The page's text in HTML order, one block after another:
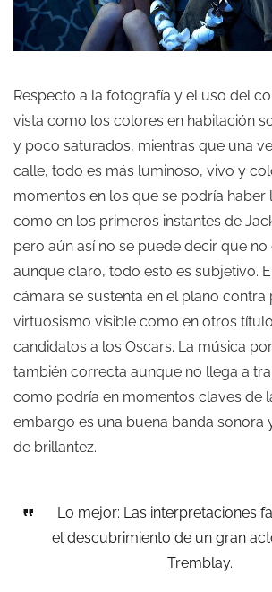
Respecto a la fotografía y el uso del
vista como los colores en habitación
y poco saturados, mientras que una
calle, todo es más luminoso, vivo y
momentos en los que se podría haber
como en los primeros instantes de
pero aún así no se puede decir que no
aunque claro, todo esto es subjetivo.
cámara se sustenta en el plano contra
virtuosismo visible como en otros
candidatos a los Oscars. La música
también correcta aunque no llega a
como podría en momentos claves de
embargo es una buena banda sonora
de brillantez.
Lo mejor: Las interpretaciones
el descubrimiento de un gran
Tremblay.